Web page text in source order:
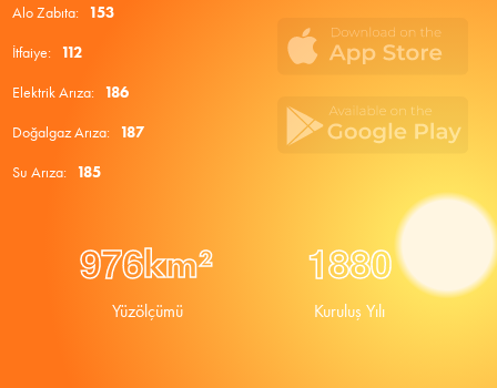
Alo Zabıta: 153
İtfaiye: 112
Elektrik Arıza: 186
Doğalgaz Arıza: 187
Su Arıza: 185
976km²
Yüzölçümü
1880
Kuruluş Yılı